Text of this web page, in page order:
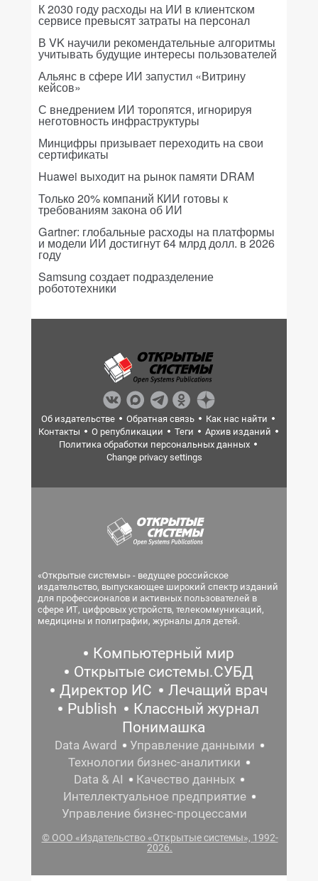
К 2030 году расходы на ИИ в клиентском
сервисе превысят затраты на персонал
В VK научили рекомендательные алгоритмы
учитывать будущие интересы пользователей
Альянс в сфере ИИ запустил «Витрину
кейсов»
С внедрением ИИ торопятся, игнорируя
неготовность инфраструктуры
Минцифры призывает переходить на свои
сертификаты
Huawei выходит на рынок памяти DRAM
Только 20% компаний КИИ готовы к
требованиям закона об ИИ
Gartner: глобальные расходы на платформы
и модели ИИ достигнут 64 млрд долл. в 2026
году
Samsung создает подразделение
робототехники
Об издательстве Обратная связь
Как нас найти
Контакты
О републикации Теги
Архив изданий
Политика обработки персональных данных
Change privacy settings
«Открытые системы» - ведущее российское
издательство, выпускающее широкий спектр изданий
для профессионалов и активных пользователей в
сфере ИТ, цифровых устройств, телекоммуникаций,
медицины и полиграфии, журналы для детей.
Компьютерный мир
Открытые системы.СУБД
Директор ИС
Лечащий врач
Publish
Классный журнал
Понимашка
Data Award
Управление данными
Технологии бизнес-аналитики
Data & AI
Качество данных
Интеллектуальное предприятие
Управление бизнес-процессами
© ООО «Издательство «Открытые системы», 1992-
2026.